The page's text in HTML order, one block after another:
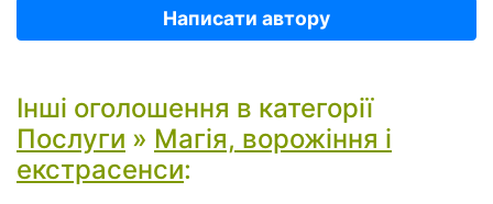
Написати автору
Інші оголошення в категорії
Послуги » Магія, ворожіння і
екстрасенси: